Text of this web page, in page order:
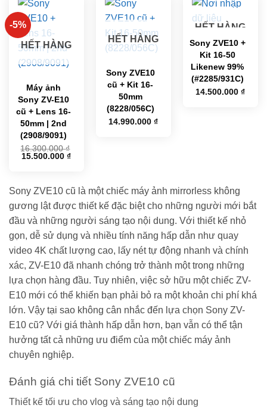
-5%
HẾT HÀNG
Máy ảnh
Sony ZV-E10
cũ + Lens 16-
50mm | 2nd
(2908/9091)
16.300.000₫
Giá
15.500.000₫Giá
15.500.000 ₫.
HẾT HÀNG
Sony ZVE10
cũ + Kit 16-
50mm
(8228/056C)
14.990.000₫
HẾT HÀNG
Sony ZVE10 +
Kit 16-50
Likenew 99%
(#2285/931C)
14.500.000₫
Sony ZVE10 cũ là một chiếc máy ảnh mirrorless không
gương lật được thiết kế đặc biệt cho những người mới bắt
đầu và những người sáng tạo nội dung. Với thiết kế nhỏ
gọn, dễ sử dụng và nhiều tính năng hấp dẫn như quay
video 4K chất lượng cao, lấy nét tự động nhanh và chính
xác, ZV-E10 đã nhanh chóng trở thành một trong những
lựa chọn hàng đầu. Tuy nhiên, việc sở hữu một chiếc ZV-
E10 mới có thể khiến bạn phải bỏ ra một khoản chi phí khá
lớn. Vậy tại sao không cân nhắc đến lựa chọn Sony ZV-
E10 cũ? Với giá thành hấp dẫn hơn, bạn vẫn có thể tận
hưởng tất cả những ưu điểm của một chiếc máy ảnh
chuyên nghiệp.
Đánh giá chi tiết Sony ZVE10 cũ
Thiết kế tối ưu cho vlog và sáng tạo nội dung